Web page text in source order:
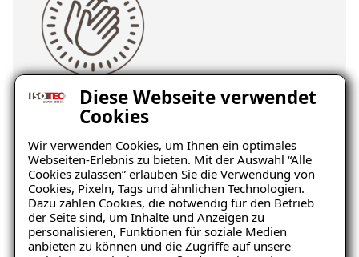
Diese Webseite verwendet
Cookies
Wir verwenden Cookies, um Ihnen ein optimales
Webseiten-Erlebnis zu bieten. Mit der Auswahl “Alle
Cookies zulassen” erlauben Sie die Verwendung von
Cookies, Pixeln, Tags und ähnlichen Technologien.
Dazu zählen Cookies, die notwendig für den Betrieb
der Seite sind, um Inhalte und Anzeigen zu
personalisieren, Funktionen für soziale Medien
anbieten zu können und die Zugriffe auf unsere
Wertschätzung & Respekt
Respekt und einer Kommunikation auf
Augenhöhe. Wir sind stolz auf unsere
Mitarbeiter und Mitarbeiterinnen und auf
das, was sie jeden Tag auf der Baustelle, im
Büro oder im Vertrieb beim Kunden vor Ort